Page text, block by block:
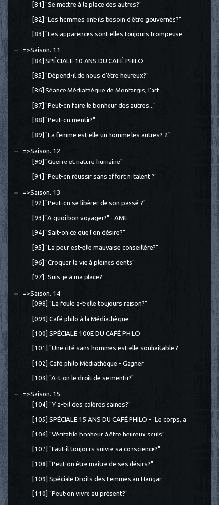
[81] "Se mettre à la place des autres?"
[82] "Les hommes ont-ils besoin d'être gouvernés?"
[83] "Les apparences sont-elles toujours trompeuse
=>Saison. 11
[84] SPÉCIALE 10 ANS DU CAFÉ PHILO
[85] "Dépend-il de nous d'être heureux?"
[86] Séance Médiathèque de Montargis, l'art
[87] "Peut-on faire le bonheur des autres..."
[88] "Peut-on mentir?"
[89] "La femme est-elle un homme les autres? 2"
=>Saison. 12
[90] "Guerre et nature humaine"
[91] "Peut-on réussir sans effort ni talent ?"
=>Saison. 13
[92] "Peut-on se libérer de son passé ?"
[93] "A quoi bon voyager?" - AME
[94] "Sait-on ce que l'on désire?"
[95] "La peur est-elle mauvaise conseillère?"
[96] "Croquer la vie à pleines dents"
[97] "Suis-je à ma place?"
=>Saison. 14
[098] "La foule a-t-elle toujours raison?"
[099] Café philo à la Médiathèque
[100] SPÉCIALE 100E DU CAFÉ PHILO
[101] "Une cité sans hommes est-elle souhaitable ?
[102] Café philo Médiathèque - Gagner
[103] "A-t-on le droit de se mentir?"
=>Saison. 15
[104] "Y a-t-il des colères saines?"
[105] SPÉCIALE 15 ANS DU CAFÉ PHILO - "Le corps, a
[106] "Véritable bonheur à être heureux seuls"
[107] "Faut-il toujours suivre sa conscience?"
[108] "Peut-on être maître de ses désirs?"
[109] Spéciale Droits des Femmes au Hangar
[110] "Peut-on vivre au présent?"